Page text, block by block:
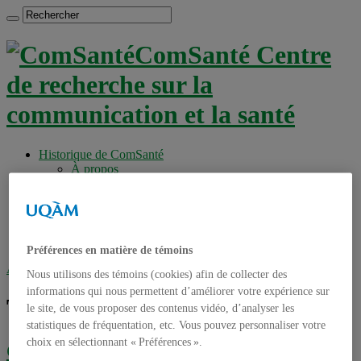
ComSanté Centre
de recherche sur la
communication et la santé
Historique de ComSanté
À propos
Chercheurs réguliers
Accueil
Tag archives : IMI
Tag archives :IMI
Conférence sur la cyberpsychologie et la
Préférences en matière de témoins
Nous utilisons des témoins (cookies) afin de collecter des
informations qui nous permettent d’améliorer votre expérience sur
le site, de vous proposer des contenus vidéo, d’analyser les
statistiques de fréquentation, etc. Vous pouvez personnaliser votre
choix en sélectionnant « Préférences ».